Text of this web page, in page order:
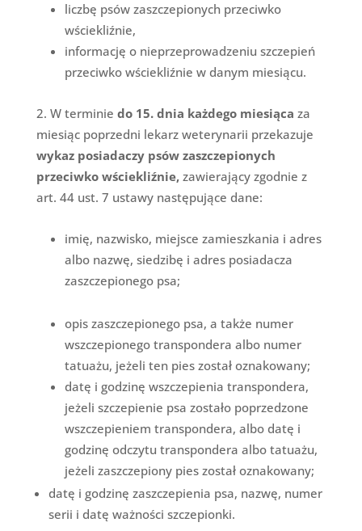
liczbę psów zaszczepionych przeciwko
wściekliźnie,
informację o nieprzeprowadzeniu szczepień
przeciwko wściekliźnie w danym miesiącu.
W terminie do 15. dnia każdego miesiąca za
miesiąc poprzedni lekarz weterynarii przekazuje
wykaz posiadaczy psów zaszczepionych
przeciwko wściekliźnie, zawierający zgodnie z
art. 44 ust. 7 ustawy następujące dane:
imię, nazwisko, miejsce zamieszkania i adres
albo nazwę, siedzibę i adres posiadacza
zaszczepionego psa;
opis zaszczepionego psa, a także numer
wszczepionego transpondera albo numer
tatuażu, jeżeli ten pies został oznakowany;
datę i godzinę wszczepienia transpondera,
jeżeli szczepienie psa zostało poprzedzone
wszczepieniem transpondera, albo datę i
godzinę odczytu transpondera albo tatuażu,
jeżeli zaszczepiony pies został oznakowany;
datę i godzinę zaszczepienia psa, nazwę, numer
serii i datę ważności szczepionki.